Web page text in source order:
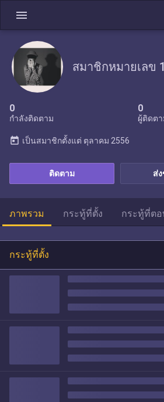
menu
สมาชิกหมายเลข
0
กำลังติดตาม
0
ผู้ติดต
ส่
ติดตาม
today เป็นสมาชิกตั้งแต่ ตุลาคม 2556
ภาพรวม กระทู้ที่ตั้ง กระทู้ที่ตอ
กระทู้ที่ตั้ง